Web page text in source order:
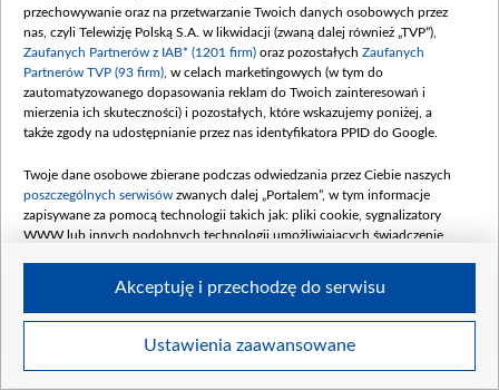
WRZESIEŃ 2024 i GRUDZIEŃ 2024
Dofinansowanie 539 800 000,00 PLN
Data podpisania umowy: PAŹDZIERNIK 2024
Dofinansowanie 49 848 800,00 PLN
Data podpisania umowy: LISTOPAD 2024
Dofinansowanie 350 000 000,00 PLN
Data podpisania umowy: STYCZEŃ 2025
(wpłaty styczeń 90 mln, luty 130 mln,
marzec 130 mln)
Data podpisania umowy: KWIECIEŃ 2025
(wpłaty kwiecień 150 mln, maj 140 mln,
czerwiec 10 mln)
przechowywanie oraz na przetwarzanie Twoich danych osobowych przez
nas, czyli Telewizję Polską S.A. w likwidacji (zwaną dalej również „TVP”),
Zaufanych Partnerów z IAB* (1201 firm) oraz pozostałych Zaufanych
Partnerów TVP (93 firm) , w celach marketingowych (w tym do
zautomatyzowanego dopasowania reklam do Twoich zainteresowań i
mierzenia ich skuteczności) i pozostałych, które wskazujemy poniżej, a
także zgody na udostępnianie przez nas identyfikatora PPID do Google.
Twoje dane osobowe zbierane podczas odwiedzania przez Ciebie naszych
poszczególnych serwisów zwanych dalej „Portalem”, w tym informacje
zapisywane za pomocą technologii takich jak: pliki cookie, sygnalizatory
WWW lub innych podobnych technologii umożliwiających świadczenie
Twoje dane osobowe zbierane podczas odwiedzania przez Ciebie
Ustawienia zaawansowane
Akceptuję i przechodzę do serwisu